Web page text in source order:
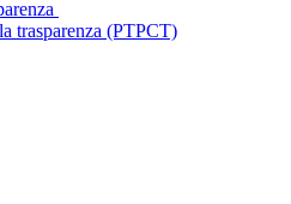
trasparenza (PTPCT)